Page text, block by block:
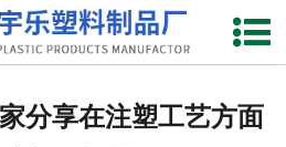
网站首页
分享在注塑工艺方面